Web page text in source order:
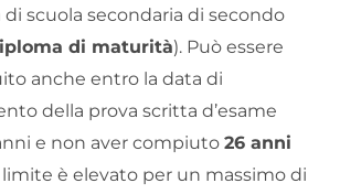
scuola secondaria di secondo
di maturità). Può essere
anche entro la data di
della prova scritta d’esame
e non aver compiuto 26 anni
limite è elevato per un massimo di